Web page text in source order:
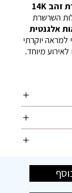
שרשרת זהב 14K
השרשרת
אלגנטית
יוקרתי
לאירוע מיוחד.